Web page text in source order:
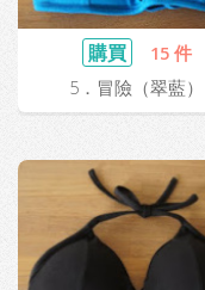
購買
15 件
5．冒險（翠藍）